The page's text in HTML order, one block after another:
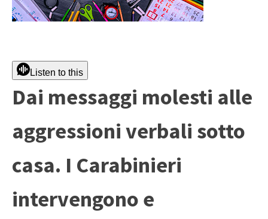
Listen to this
Dai messaggi molesti alle
aggressioni verbali sotto
casa. I Carabinieri
intervengono e